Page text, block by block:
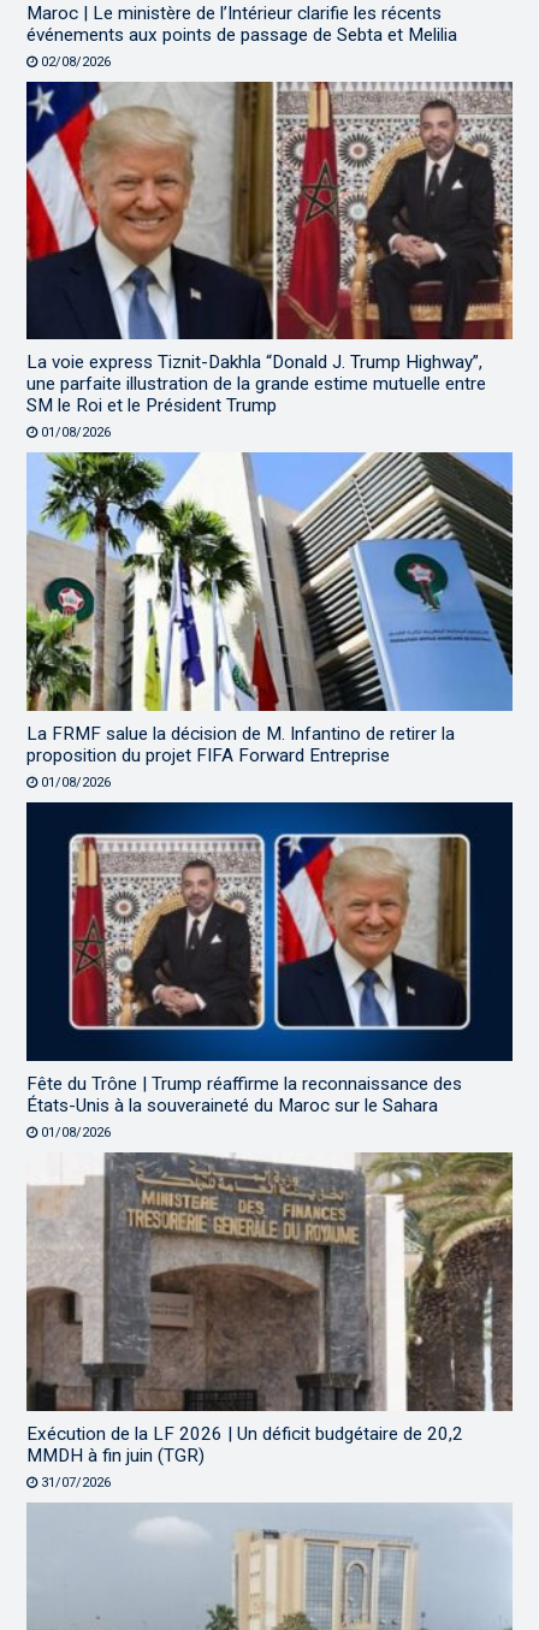
Maroc | Le ministère de l’Intérieur clarifie les récents
événements aux points de passage de Sebta et Melilia
02/08/2026
La voie express Tiznit-Dakhla “Donald J. Trump Highway”,
une parfaite illustration de la grande estime mutuelle entre
SM le Roi et le Président Trump
01/08/2026
La FRMF salue la décision de M. Infantino de retirer la
proposition du projet FIFA Forward Entreprise
01/08/2026
Fête du Trône | Trump réaffirme la reconnaissance des
États-Unis à la souveraineté du Maroc sur le Sahara
01/08/2026
Exécution de la LF 2026 | Un déficit budgétaire de 20,2
MMDH à fin juin (TGR)
31/07/2026